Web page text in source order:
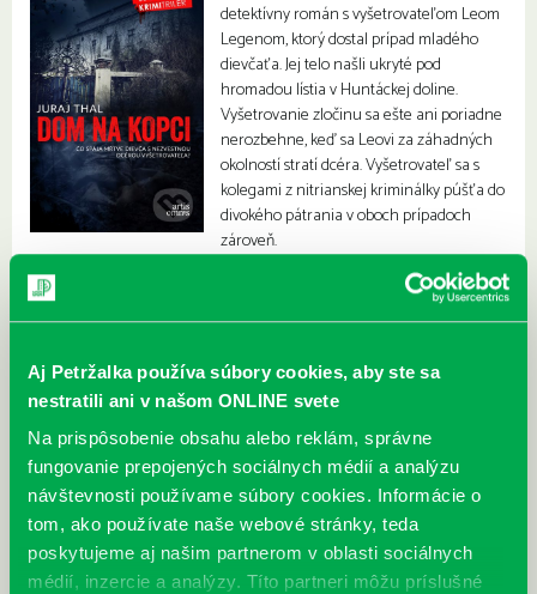
Aj Petržalka používa súbory cookies, aby ste sa
nestratili ani v našom ONLINE svete
Na prispôsobenie obsahu alebo reklám, správne
fungovanie prepojených sociálnych médií a analýzu
návštevnosti používame súbory cookies. Informácie o
tom, ako používate naše webové stránky, teda
poskytujeme aj našim partnerom v oblasti sociálnych
médií, inzercie a analýzy. Títo partneri môžu príslušné
detektívny román s vyšetrovateľom Leom
Legenom, ktorý dostal prípad mladého
dievčaťa. Jej telo našli ukryté pod
hromadou lístia v Huntáckej doline.
Vyšetrovanie zločinu sa ešte ani poriadne
nerozbehne, keď sa Leovi za záhadných
okolností stratí dcéra. Vyšetrovateľ sa s
kolegami z nitrianskej kriminálky púšťa do
divokého pátrania v oboch prípadoch
zároveň.